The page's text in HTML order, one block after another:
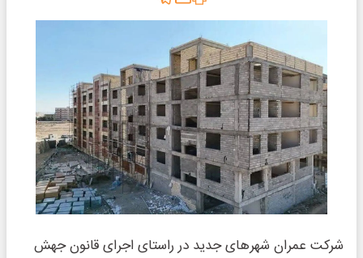
شرکت عمران شهرهای جدید در راستای اجرای قانون جهش